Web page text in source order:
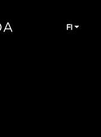
FI